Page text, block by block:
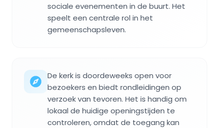
sociale evenementen in de buurt. Het
speelt een centrale rol in het
gemeenschapsleven.
De kerk is doordeweeks open voor
bezoekers en biedt rondleidingen op
verzoek van tevoren. Het is handig om
lokaal de huidige openingstijden te
controleren, omdat de toegang kan